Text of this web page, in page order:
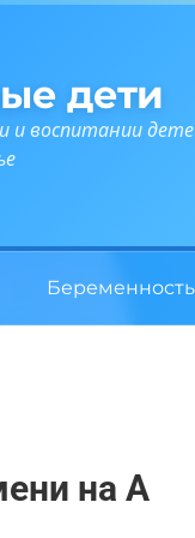
дети
и воспитании
Беременность
на А